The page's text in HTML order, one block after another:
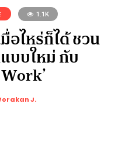
1.1K
อไหร่ก็ได้ ชวน
บบใหม่ กับ
J.